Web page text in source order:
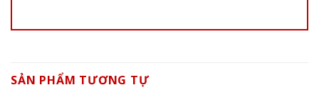
SẢN PHẨM TƯƠNG TỰ